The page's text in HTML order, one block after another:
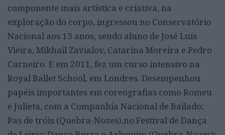
componente mais artística e criativa, na
exploração do corpo, ingressou no Conservatório
Nacional aos 13 anos, sendo aluno de José Luís
Vieira, Mikhail Zavialov, Catarina Moreira e Pedro
Carneiro. E em 2011, fez um curso intensivo na
Royal Ballet School, em Londres. Desempenhou
papéis importantes em coreografias como Romeu
e Julieta, com a Companhia Nacional de Bailado;
Pas de tróis (Quebra-Nozes),no Festival de Dança